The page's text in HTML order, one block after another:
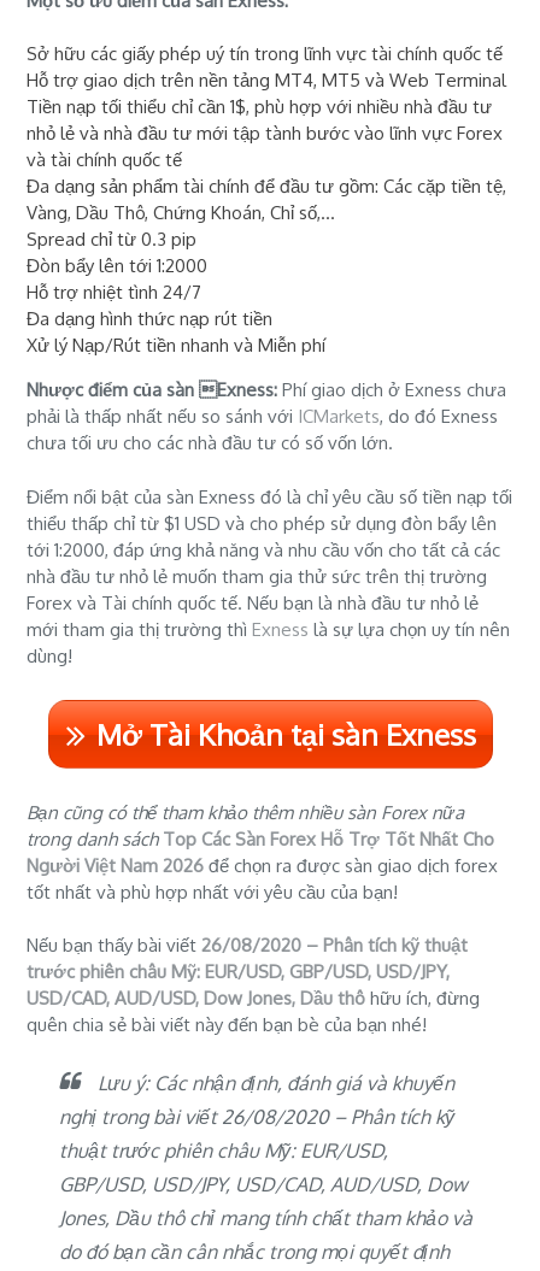
Sở hữu các giấy phép uý tín trong lĩnh vực tài chính quốc tế
Hỗ trợ giao dịch trên nền tảng MT4, MT5 và Web Terminal
Tiền nạp tối thiểu chỉ cần 1$, phù hợp với nhiều nhà đầu tư
nhỏ lẻ và nhà đầu tư mới tập tành bước vào lĩnh vực Forex
và tài chính quốc tế
Đa dạng sản phẩm tài chính để đầu tư gồm: Các cặp tiền tệ,
Vàng, Dầu Thô, Chứng Khoán, Chỉ số,...
Spread chỉ từ 0.3 pip
Đòn bẩy lên tới 1:2000
Hỗ trợ nhiệt tình 24/7
Đa dạng hình thức nạp rút tiền
Xử lý Nạp/Rút tiền nhanh và Miễn phí
Nhược điểm của sàn Exness: Phí giao dịch ở Exness chưa
phải là thấp nhất nếu so sánh với ICMarkets, do đó Exness
chưa tối ưu cho các nhà đầu tư có số vốn lớn.
Điểm nổi bật của sàn Exness đó là chỉ yêu cầu số tiền nạp tối
thiểu thấp chỉ từ $1 USD và cho phép sử dụng đòn bẩy lên
tới 1:2000, đáp ứng khả năng và nhu cầu vốn cho tất cả các
nhà đầu tư nhỏ lẻ muốn tham gia thử sức trên thị trường
Forex và Tài chính quốc tế. Nếu bạn là nhà đầu tư nhỏ lẻ
mới tham gia thị trường thìExness là sự lựa chọn uy tín nên
dùng!
Mở Tài Khoản tại sàn Exness
Bạn cũng có thể tham khảo thêm nhiều sàn Forex nữa
trong danh sách Top Các Sàn Forex Hỗ Trợ Tốt Nhất Cho
Người Việt Nam 2026 để chọn ra được sàn giao dịch forex
tốt nhất và phù hợp nhất với yêu cầu của bạn!
Nếu bạn thấy bài viết26/08/2020 – Phân tích kỹ thuật
trước phiên châu Mỹ: EUR/USD, GBP/USD, USD/JPY,
USD/CAD, AUD/USD, Dow Jones, Dầu thô hữu ích, đừng
quên chia sẻ bài viết này đến bạn bè của bạn nhé!
Lưu ý: Các nhận định, đánh giá và khuyến
nghị trong bài viết 26/08/2020 – Phân tích kỹ
thuật trước phiên châu Mỹ: EUR/USD,
GBP/USD, USD/JPY, USD/CAD, AUD/USD, Dow
Jones, Dầu thô chỉ mang tính chất tham khảo và
do đó bạn cần cân nhắc trong mọi quyết định